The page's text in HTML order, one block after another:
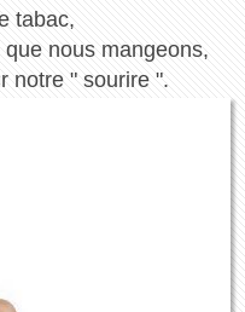
tabac,
nous mangeons,
notre " sourire ".